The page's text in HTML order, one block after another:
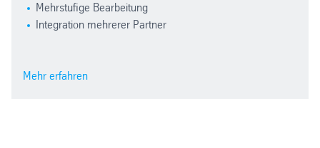
Mehrstufige Bearbeitung
Integration mehrerer Partner
Mehr erfahren